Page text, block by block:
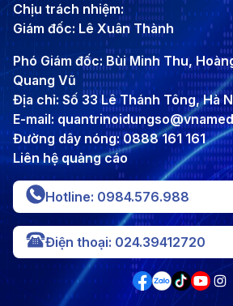
Chịu trách nhiệm:
Giám đốc: Lê Xuân Thành
Phó Giám đốc: Bùi Minh Thu,
Quang Vũ
Địa chỉ: Số 33 Lê Thánh Tông, Hà
E-mail:
Đường dây nóng: 0888 161 161
Liên hệ quảng cáo
Hotline: 0984.576.988
Điện thoại: 024.39412720